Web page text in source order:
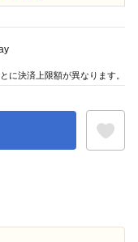
に決済上限額が異なります。